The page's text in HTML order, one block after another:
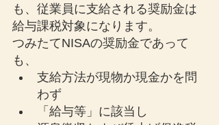
も、従業員に支給される奨励金は
給与課税対象になります。
つみたてNISAの奨励金であって
も、
支給方法が現物か現金かを問
わず
「給与等」に該当し